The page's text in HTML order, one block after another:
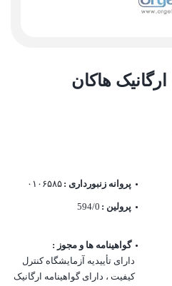
پروانه زنبورداری : ۰۱۰۶۵۸۵
پرولین : 594/0
گواهینامه ها و مجوز :
دارای تأییدیه آزمایشگاه کنترل
کیفیت ، دارای گواهینامه ارگانیک